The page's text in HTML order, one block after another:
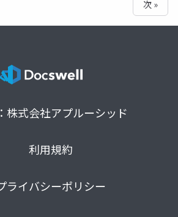
次 »
株式会社アプルーシッド
利用規約
ライバシーポリシー